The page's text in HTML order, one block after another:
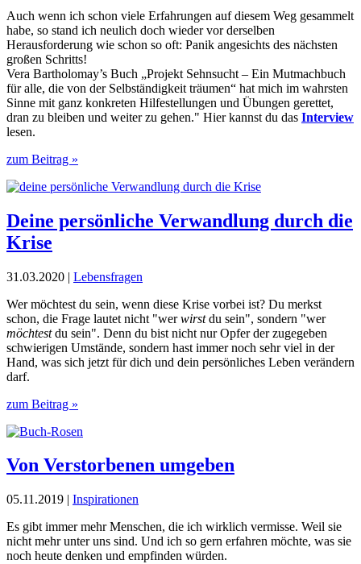
Auch wenn ich schon viele Erfahrungen auf diesem Weg gesammelt
habe, so stand ich neulich doch wieder vor derselben
Herausforderung wie schon so oft: Panik angesichts des nächsten
großen Schritts!
Vera Bartholomay’s Buch „Projekt Sehnsucht – Ein Mutmachbuch
für alle, die von der Selbständigkeit träumen“ hat mich im wahrsten
Sinne mit ganz konkreten Hilfestellungen und Übungen gerettet,
dran zu bleiben und weiter zu gehen." Hier kannst du das Interview
lesen.
zum Beitrag »
Deine persönliche Verwandlung durch die
Krise
31.03.2020 | Lebensfragen
Wer möchtest du sein, wenn diese Krise vorbei ist? Du merkst
schon, die Frage lautet nicht "werwirstdu sein", sondern "wer
möchtestdu sein". Denn du bist nicht nur Opfer der zugegeben
schwierigen Umstände, sondern hast immer noch sehr viel in der
Hand, was sich jetzt für dich und dein persönliches Leben verändern
darf.
zum Beitrag »
Von Verstorbenen umgeben
05.11.2019 | Inspirationen
Es gibt immer mehr Menschen, die ich wirklich vermisse. Weil sie
nicht mehr unter uns sind. Und ich so gern erfahren möchte, was sie
noch heute denken und empfinden würden.